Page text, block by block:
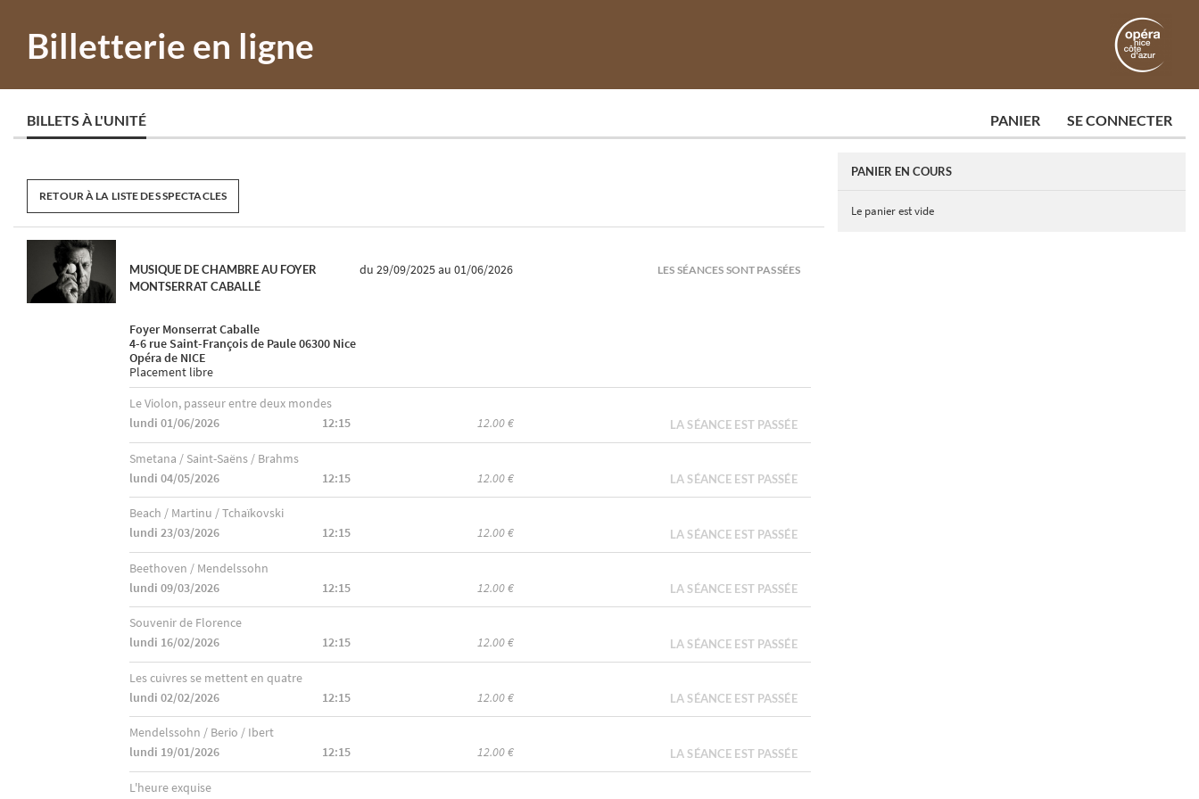
Billetterie en ligne
BILLETS À L'UNITÉ PANIER SE CONNECTER
RETOUR À LA LISTE DES SPECTACLES
MUSIQUE DE CHAMBRE AU FOYER
MONTSERRAT CABALLÉ
du 29/09/2025au 01/06/2026 LES SÉANCES SONT PASSÉES
Foyer Monserrat Caballe
4-6 rue Saint-François de Paule 06300 Nice
Opéra de NICE
Placement libre
Le Violon, passeur entre deux mondes
lundi 01/06/2026
12:15 12.00 € LA SÉANCE EST PASSÉE
Smetana / Saint-Saëns / Brahms
lundi 04/05/2026
12:15 12.00 € LA SÉANCE EST PASSÉE
Beach / Martinu / Tchaïkovski
lundi 23/03/2026
12:15 12.00 € LA SÉANCE EST PASSÉE
Beethoven / Mendelssohn
lundi 09/03/2026
12:15 12.00 € LA SÉANCE EST PASSÉE
Souvenir de Florence
lundi 16/02/2026
12:15 12.00 € LA SÉANCE EST PASSÉE
Les cuivres se mettent en quatre
lundi 02/02/2026
12:15 12.00 € LA SÉANCE EST PASSÉE
Mendelssohn / Berio / Ibert
lundi 19/01/2026
12:15 12.00 € LA SÉANCE EST PASSÉE
L'heure exquise
PANIER EN COURS
Le panier est vide